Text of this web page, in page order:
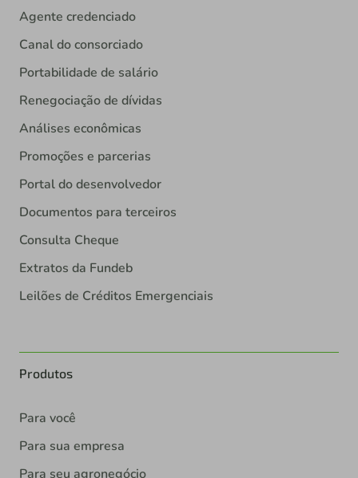
Agente credenciado
Canal do consorciado
Portabilidade de salário
Renegociação de dívidas
Análises econômicas
Promoções e parcerias
Portal do desenvolvedor
Documentos para terceiros
Consulta Cheque
Extratos da Fundeb
Leilões de Créditos Emergenciais
Produtos
Para você
Para sua empresa
Para seu agronegócio